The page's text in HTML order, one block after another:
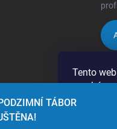
Tento
jejich
TÁBOR